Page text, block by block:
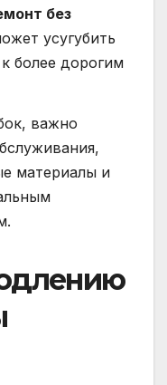
без
усугубить
более дорогим
важно
материалы и